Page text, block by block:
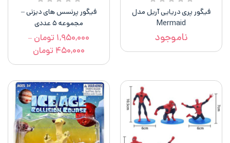
فیگور پری دریایی آریل مدل
Mermaid
ناموجود
فیگور پرنسس های دیزنی –
مجموعه ۵ عددی
۱,۹۵۰,۰۰۰ تومان –
۴۵۰,۰۰۰ تومان